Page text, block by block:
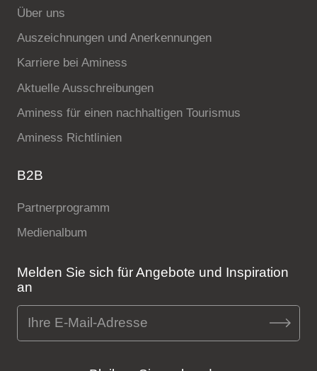
Über uns
Auszeichnungen und Anerkennungen
Karriere bei Aminess
Aktuelle Ausschreibungen
Aminess für einen nachhaltigen Tourismus
Aminess Richtlinien
B2B
Partnerprogramm
Medienalbum
Melden Sie sich für Angebote und Inspiration
an